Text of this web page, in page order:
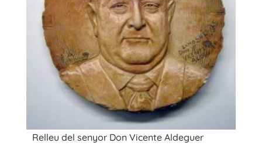
Relleu del senyor Don Vicente Aldeguer